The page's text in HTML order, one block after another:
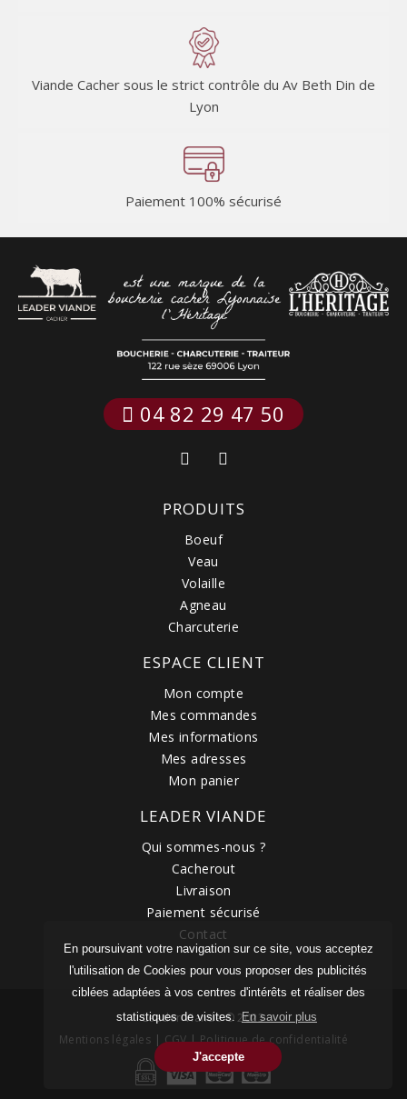
En poursuivant votre navigation sur ce site, vous acceptez
l'utilisation de Cookies pour vous proposer des publicités
ciblées adaptées à vos centres d'intérêts et réaliser des
statistiques de visites.En savoir plus
J'accepte
Viande Cacher sous le strict contrôle du Av Beth Din de
Lyon
Paiement 100% sécurisé
04 82 29 47 50
PRODUITS
Boeuf
Veau
Volaille
Agneau
Charcuterie
ESPACE CLIENT
Mon compte
Mes commandes
Mes informations
Mes adresses
Mon panier
LEADER VIANDE
Qui sommes-nous ?
Cacherout
Livraison
Paiement sécurisé
Contact
Leader Viande © 2023
Mentions légales |CGV|Politique de confidentialité